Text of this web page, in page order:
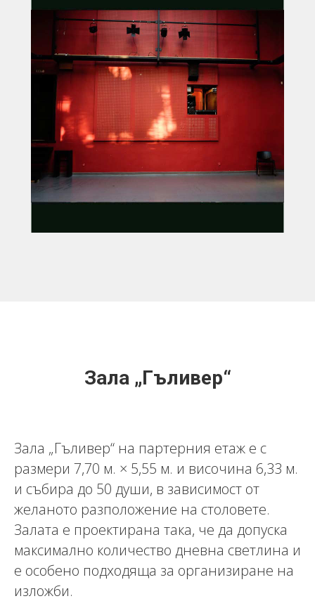
Зала „Гъливер“
Зала „Гъливер“ на партерния етаж е с
размери 7,70 м. × 5,55 м. и височина 6,33 м.
и събира до 50 души, в зависимост от
желаното разположение на столовете.
Залата е проектирана така, че да допуска
максимално количество дневна светлина и
е особено подходяща за организиране на
изложби.